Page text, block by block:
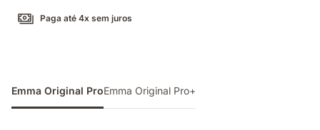
Paga até 4x sem juros
Emma Original ProEmma Original Pro+